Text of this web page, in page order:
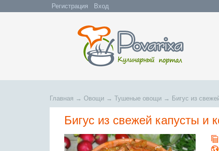
Регистрация Вход
Главная → Овощи → Тушеные овощи → Бигус из
Бигус из свежей капусты и